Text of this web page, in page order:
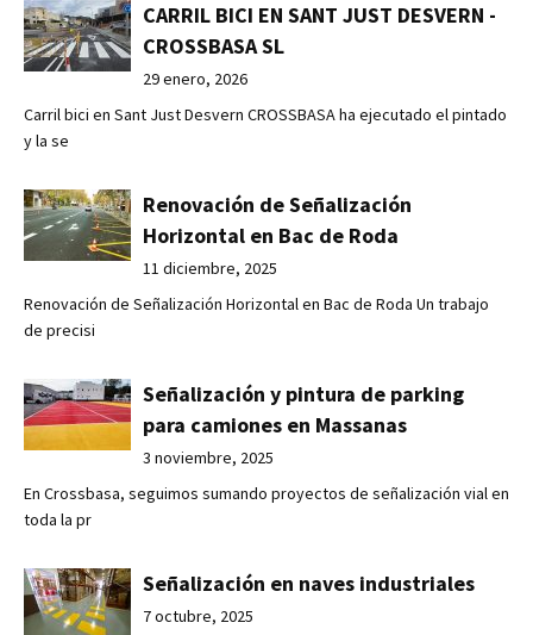
CARRIL BICI EN SANT JUST DESVERN -
CROSSBASA SL
29 enero, 2026
Carril bici en Sant Just Desvern CROSSBASA ha ejecutado el pintado
y la se
Renovación de Señalización
Horizontal en Bac de Roda
11 diciembre, 2025
Renovación de Señalización Horizontal en Bac de Roda Un trabajo
de precisi
Señalización y pintura de parking
para camiones en Massanas
3 noviembre, 2025
En Crossbasa, seguimos sumando proyectos de señalización vial en
toda la pr
Señalización en naves industriales
7 octubre, 2025